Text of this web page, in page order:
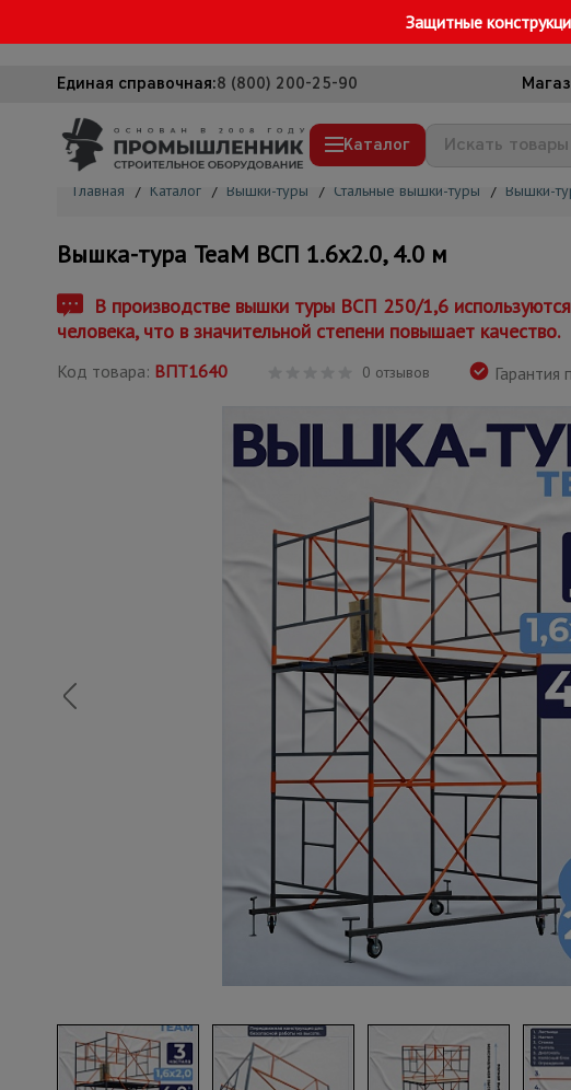
Защитные
Единая справочная:8 (800) 200-25-90
Каталог
Вышки-туры
Подмости строительные
Сетка, тенты, брезенты
Строительные подъемники
Мусоропровод строительный
Опалубка
Вибротехника для строительства
Оборудование для работы с арматурой
Оборудование для бетонных работ
Техника для склада
Тачки строительные и садовые
Лестницы и стремянки
Штукатурные комплекты
Сварочные аппараты
Тепловые пушки
Металл и металлообработка
Главная / Каталог / Вышки-туры / Стальные вышки-туры / Вышки-
Вышка-тура TeaM ВСП 1.6х2.0, 4.0 м
В производстве вышки туры ВСП 250/1,6
человека, что в значительной степени повышает качество.
Код товара: ВПТ1640 0 отзывов Гарантия